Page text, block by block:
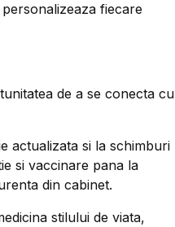
fiecare
de a se conecta cu
actualizata si la schimburi
si vaccinare pana la
din cabinet.
stilului de viata,